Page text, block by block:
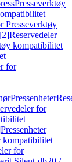
Presseverktøy
Presseverktøy
Reservedeler
kompatibilitet
for
Pressenheter
for
Pressenheter
kompatibilitet
for